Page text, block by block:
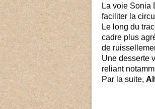
La voie Sonia
faciliter la
Le long du
cadre plus
de
Une desserte
reliant
Par la suite,